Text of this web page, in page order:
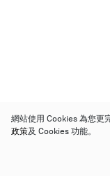
網站使用 Cookies 為您更
政策及 Cookies 功能。